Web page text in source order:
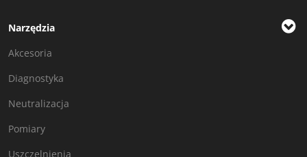
Narzędzia
Akcesoria
Diagnostyka
Neutralizacja
Pomiary
Uszczelnienia